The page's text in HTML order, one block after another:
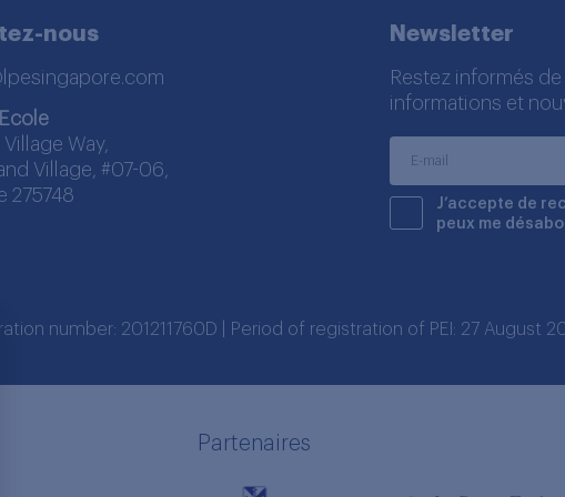
nous
Way,
Village, #07-06,
275748
Newsletter
Restez informés
informations et
J’accepte de
peux me
number: 201211760D | Period of registration of PEI: 27 August
Partenaires